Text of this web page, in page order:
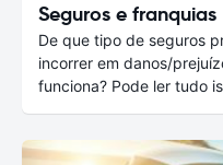
Seguros e franquias
De que tipo de seguros
incorrer em danos/
funciona? Pode ler tudo